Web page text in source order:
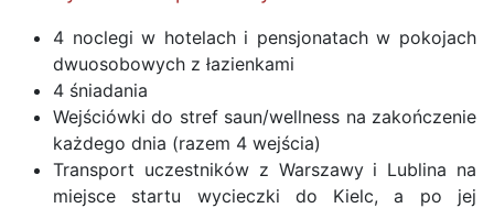
4 noclegi w hotelach i pensjonatach w pokojach
dwuosobowych z łazienkami
4 śniadania
Wejściówki do stref saun/wellness na zakończenie
każdego dnia (razem 4 wejścia)
Transport uczestników z Warszawy i Lublina na
miejsce startu wycieczki do Kielc, a po jej